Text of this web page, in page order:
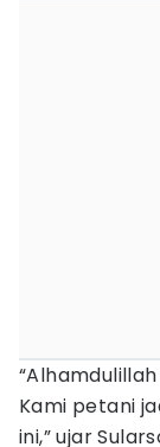
Kami petani
ini,” ujar